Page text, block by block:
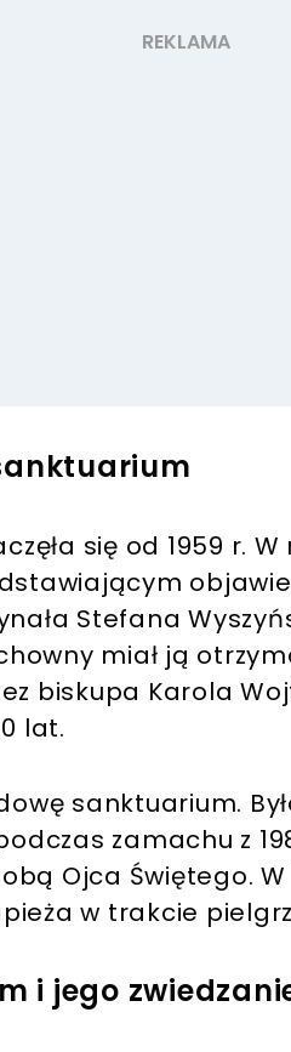
się od 1959 r.
Stefana
miał ją
biskupa Karola
lat.
sanktuarium.
zamachu z
Ojca Świętego.
w trakcie
i jego